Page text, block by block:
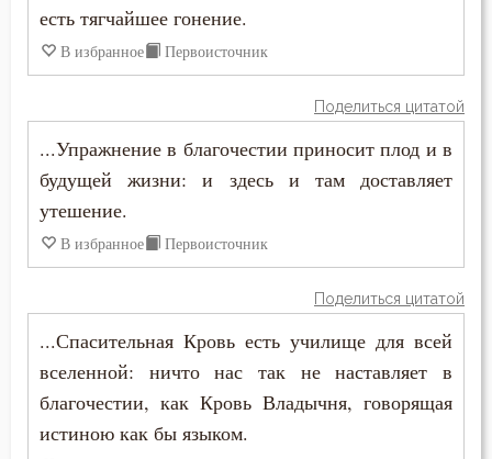
Насмешка
Начальство
Нерадение
Обида
Обличение
есть тягчайшее гонение.
В избранное Первоисточник
Поделиться цитатой
...Упражнение в благочестии приносит плод и в
будущей жизни: и здесь и там доставляет
утешение.
В избранное Первоисточник
Поделиться цитатой
...Спасительная Кровь есть училище для всей
вселенной: ничто нас так не наставляет в
благочестии, как Кровь Владычня, говорящая
истиною как бы языком.